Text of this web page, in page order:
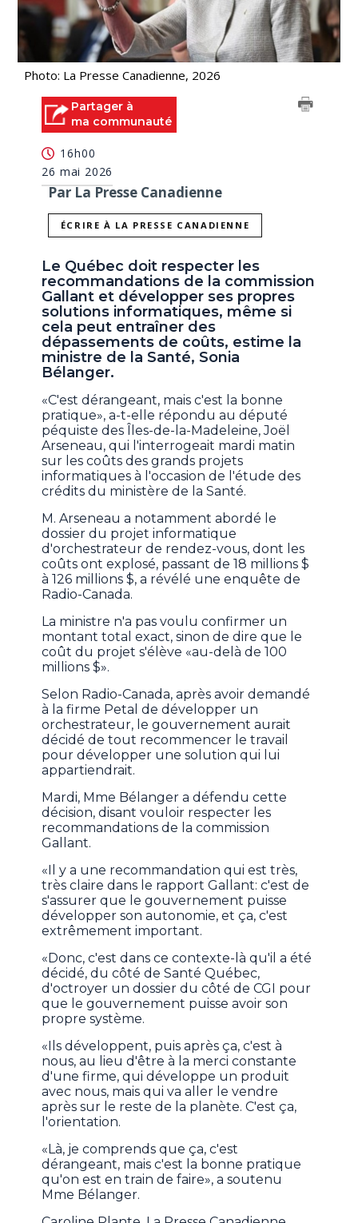
Photo: La Presse Canadienne, 2026
Partager à
ma communauté
16h00
26 mai 2026
Par La Presse Canadienne
ÉCRIRE À LA PRESSE CANADIENNE
Le Québec doit respecter les
recommandations de la commission
Gallant et développer ses propres
solutions informatiques, même si
cela peut entraîner des
dépassements de coûts, estime la
ministre de la Santé, Sonia
Bélanger.
«C'est dérangeant, mais c'est la bonne
pratique», a-t-elle répondu au député
péquiste des Îles-de-la-Madeleine, Joël
Arseneau, qui l'interrogeait mardi matin
sur les coûts des grands projets
informatiques à l'occasion de l'étude des
crédits du ministère de la Santé.
M. Arseneau a notamment abordé le
dossier du projet informatique
d'orchestrateur de rendez-vous, dont les
coûts ont explosé, passant de 18 millions $
à 126 millions $, a révélé une enquête de
Radio-Canada.
La ministre n'a pas voulu confirmer un
montant total exact, sinon de dire que le
coût du projet s'élève «au-delà de 100
millions $».
Selon Radio-Canada, après avoir demandé
à la firme Petal de développer un
orchestrateur, le gouvernement aurait
décidé de tout recommencer le travail
pour développer une solution qui lui
appartiendrait.
Mardi, Mme Bélanger a défendu cette
décision, disant vouloir respecter les
recommandations de la commission
Gallant.
«Il y a une recommandation qui est très,
très claire dans le rapport Gallant: c'est de
s'assurer que le gouvernement puisse
développer son autonomie, et ça, c'est
extrêmement important.
«Donc, c'est dans ce contexte-là qu'il a été
décidé, du côté de Santé Québec,
d'octroyer un dossier du côté de CGI pour
que le gouvernement puisse avoir son
propre système.
«Ils développent, puis après ça, c'est à
nous, au lieu d'être à la merci constante
d'une firme, qui développe un produit
avec nous, mais qui va aller le vendre
après sur le reste de la planète. C'est ça,
l'orientation.
«Là, je comprends que ça, c'est
dérangeant, mais c'est la bonne pratique
qu'on est en train de faire», a soutenu
Mme Bélanger.